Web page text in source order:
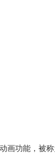
功能，被称